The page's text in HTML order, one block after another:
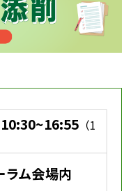
10:30~16:55 （1
ラム会場内